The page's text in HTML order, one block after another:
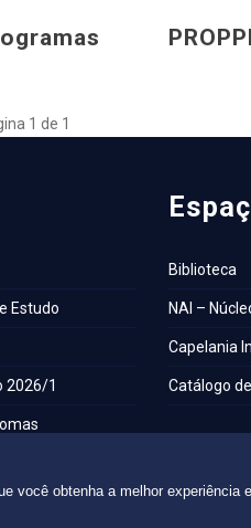
você obtenha a melhor experiência
1 de 1
Estudo
2026/1
Biblioteca
NAI –
Capelania
Catálogo